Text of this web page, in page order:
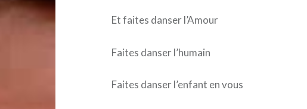
Et faites danser l’Amour
Faites danser l’humain
Faites danser l’enfant en vous